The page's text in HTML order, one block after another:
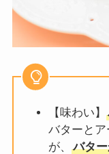
【味わい】
バターと
が、
バタ